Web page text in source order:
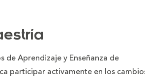
de Aprendizaje y Enseñanza de
participar activamente en los